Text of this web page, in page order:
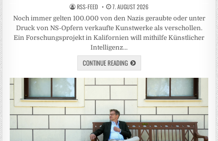
RSS-FEED 7. AUGUST 2026
Noch immer gelten 100.000 von den Nazis geraubte oder unter
Druck von NS-Opfern verkaufte Kunstwerke als verschollen.
Ein Forschungsprojekt in Kalifornien will mithilfe Künstlicher
Intelligenz…
CONTINUE READING